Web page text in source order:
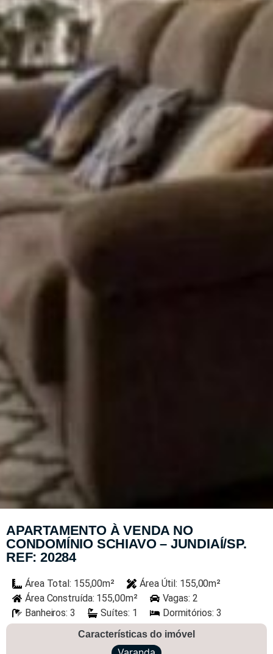
APARTAMENTO À VENDA NO
CONDOMÍNIO SCHIAVO – JUNDIAÍ/SP.
REF: 20284
Área Total: 155,00m²
Área Útil: 155,00m²
Área Construída: 155,00m²
Vagas: 2
Banheiros: 3
Suítes: 1 Dormitórios: 3
Características do imóvel